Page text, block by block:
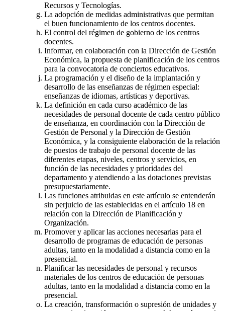
Recursos y Tecnologías.
La adopción de medidas administrativas que permitan
el buen funcionamiento de los centros docentes.
El control del régimen de gobierno de los centros
docentes.
Informar, en colaboración con la Dirección de Gestión
Económica, la propuesta de planificación de los centros
para la convocatoria de conciertos educativos.
La programación y el diseño de la implantación y
desarrollo de las enseñanzas de régimen especial:
enseñanzas de idiomas, artísticas y deportivas.
La definición en cada curso académico de las
necesidades de personal docente de cada centro público
de enseñanza, en coordinación con la Dirección de
Gestión de Personal y la Dirección de Gestión
Económica, y la consiguiente elaboración de la relación
de puestos de trabajo de personal docente de las
diferentes etapas, niveles, centros y servicios, en
función de las necesidades y prioridades del
departamento y atendiendo a las dotaciones previstas
presupuestariamente.
Las funciones atribuidas en este artículo se entenderán
sin perjuicio de las establecidas en el artículo 18 en
relación con la Dirección de Planificación y
Organización.
Promover y aplicar las acciones necesarias para el
desarrollo de programas de educación de personas
adultas, tanto en la modalidad a distancia como en la
presencial.
Planificar las necesidades de personal y recursos
materiales de los centros de educación de personas
adultas, tanto en la modalidad a distancia como en la
presencial.
La creación, transformación o supresión de unidades y